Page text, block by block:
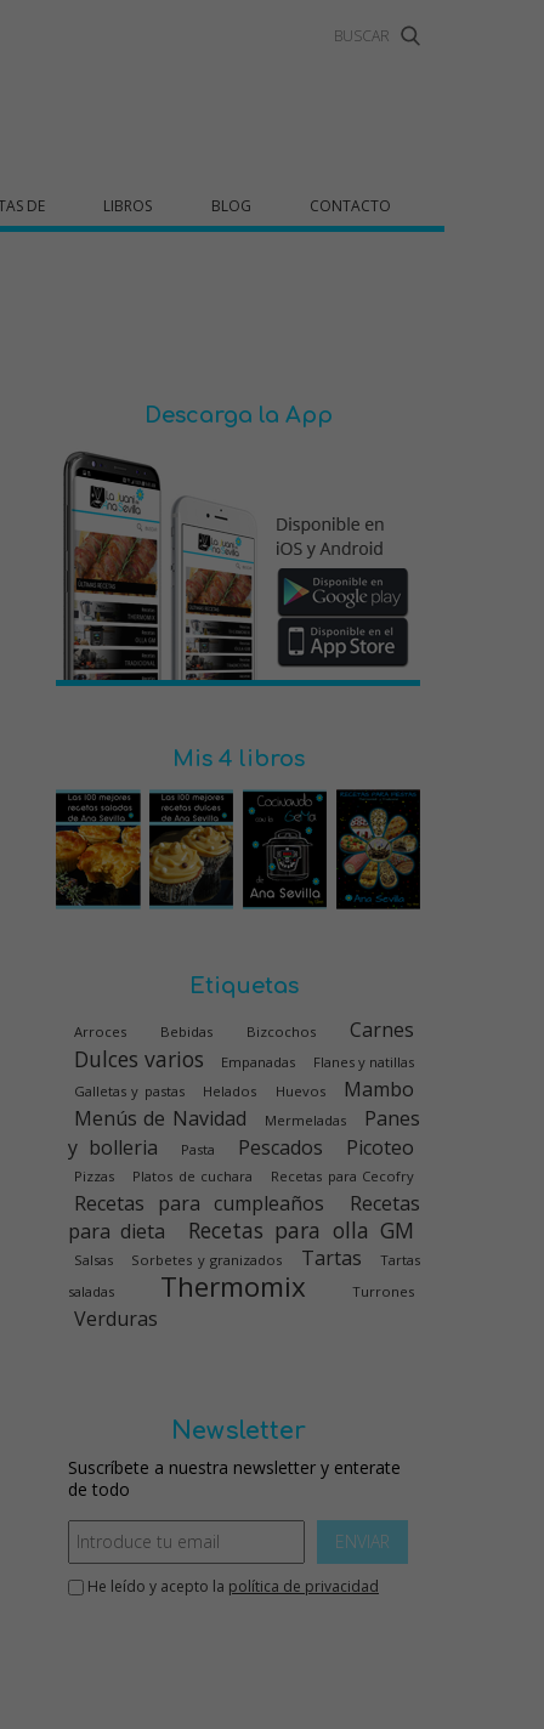
DE LIBROS BLOG CONTACTO
Descarga la App
Mis 4 libros
Etiquetas
Arroces Bebidas Bizcochos Carnes
Dulces varios Empanadas
Flanes y natillas
Galletas y pastas
Helados Huevos
Mambo
Menús de Navidad
Mermeladas
Panes
y bolleria
Pasta Pescados Picoteo
Pizzas Platos de cuchara Recetas para Cecofry
Recetas para cumpleaños
Recetas
para dieta
Recetas para olla GM
Salsas Sorbetes y granizados Tartas
Tartas
saladas
Thermomix Turrones
Verduras
Newsletter
Suscríbete a nuestra newsletter y enterate
de todo
ENVIAR
He leído y acepto la política de privacidad